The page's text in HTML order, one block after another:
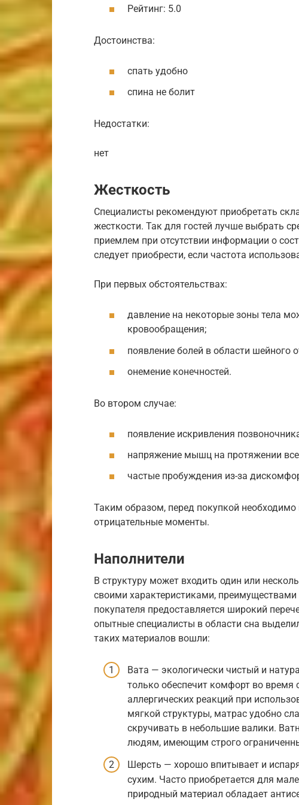
Рейтинг: 5.0
Достоинства:
спать удобно
спина не болит
Недостатки:
нет
Жесткость
Специалисты рекомендуют приобретать
жесткости. Так для гостей лучше выбрать
приемлем при отсутствии информации о
следует приобрести, если частота
При первых обстоятельствах:
давление на некоторые зоны тела
кровообращения;
появление болей в области шейного
онемение конечностей.
Во втором случае:
появление искривления
напряжение мышц на протяжении
частые пробуждения из-за
Таким образом, перед покупкой необходимо
отрицательные моменты.
Наполнители
В структуру может входить один или
своими характеристиками,
покупателя предоставляется широкий
опытные специалисты в области сна
таких материалов вошли:
Вата — экологически чистый и
только обеспечит комфорт во время
аллергических реакций при
мягкой структуры, матрас удобно
скручивать в небольшие валики.
людям, имеющим строго
Шерсть — хорошо впитывает и
сухим. Часто приобретается для
природный материал обладает